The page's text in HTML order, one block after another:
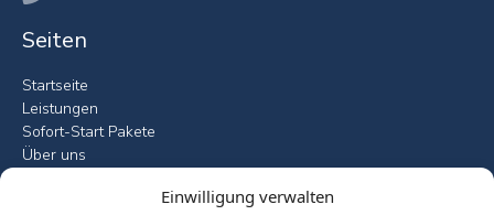
Einwilligung verwalten
Seiten
Startseite
Leistungen
Sofort-Start Pakete
Über uns